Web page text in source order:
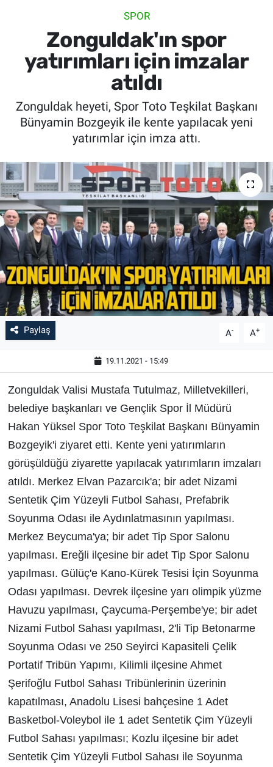
SPOR
Zonguldak'ın spor
yatırımları için imzalar
atıldı
Zonguldak heyeti, Spor Toto Teşkilat Başkanı
Bünyamin Bozgeyik ile kente yapılacak yeni
yatırımlar için imza attı.
Paylaş A- A+
19.11.2021 - 15:49
Zonguldak Valisi Mustafa Tutulmaz, Milletvekilleri,
belediye başkanları ve Gençlik Spor İl Müdürü
Hakan Yüksel Spor Toto Teşkilat Başkanı Bünyamin
Bozgeyik'i ziyaret etti. Kente yeni yatırımların
görüşüldüğü ziyarette yapılacak yatırımların imzaları
atıldı. Merkez Elvan Pazarcık'a; bir adet Nizami
Sentetik Çim Yüzeyli Futbol Sahası, Prefabrik
Soyunma Odası ile Aydınlatmasının yapılması.
Merkez Beycuma'ya; bir adet Tip Spor Salonu
yapılması. Ereğli ilçesine bir adet Tip Spor Salonu
yapılması. Gülüç'e Kano-Kürek Tesisi İçin Soyunma
Odası yapılması. Devrek ilçesine yarı olimpik yüzme
Havuzu yapılması, Çaycuma-Perşembe'ye; bir adet
Nizami Futbol Sahası yapılması, 2'li Tip Betonarme
Soyunma Odası ve 250 Seyirci Kapasiteli Çelik
Portatif Tribün Yapımı, Kilimli ilçesine Ahmet
Şerifoğlu Futbol Sahası Tribünlerinin üzerinin
kapatılması, Anadolu Lisesi bahçesine 1 Adet
Basketbol-Voleybol ile 1 adet Sentetik Çim Yüzeyli
Futbol Sahası yapılması; Kozlu ilçesine bir adet
Sentetik Çim Yüzeyli Futbol Sahası ile Soyunma
SPOR